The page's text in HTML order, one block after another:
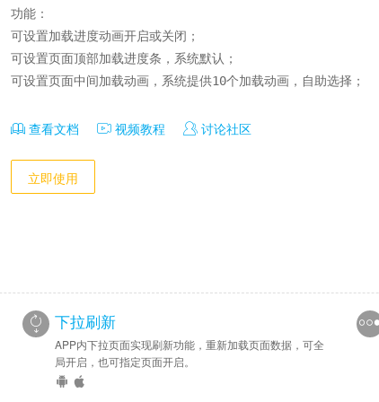
功能：
可设置加载进度动画开启或关闭；
可设置页面顶部加载进度条，系统默认；
可设置页面中间加载动画，系统提供10个加载动画，自助选择；
查看文档 视频教程 讨论社区
立即使用
下拉刷新
APP内下拉页面实现刷新功能，重新加载页面数据，可全
局开启，也可指定页面开启。